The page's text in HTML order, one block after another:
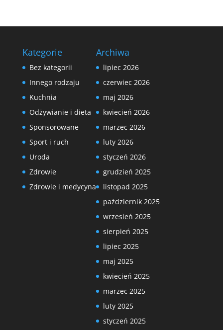
Kategorie
Bez kategorii
Innego rodzaju
Kuchnia
Odżywianie i dieta
Sponsorowane
Sport i ruch
Uroda
Zdrowie
Zdrowie i medycyna
Archiwa
lipiec 2026
czerwiec 2026
maj 2026
kwiecień 2026
marzec 2026
luty 2026
styczeń 2026
grudzień 2025
listopad 2025
październik 2025
wrzesień 2025
sierpień 2025
lipiec 2025
maj 2025
kwiecień 2025
marzec 2025
luty 2025
styczeń 2025